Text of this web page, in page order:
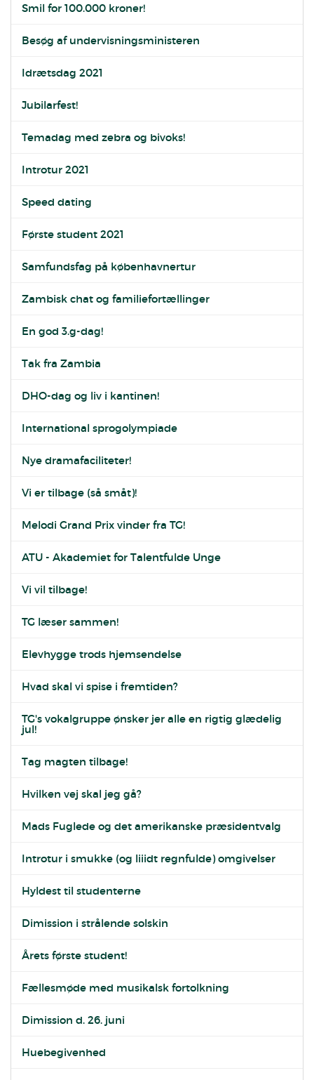
Smil for 100.000 kroner!
Besøg af undervisningsministeren
Idrætsdag 2021
Jubilarfest!
Temadag med zebra og bivoks!
Introtur 2021
Speed dating
Første student 2021
Samfundsfag på københavnertur
Zambisk chat og familiefortællinger
En god 3.g-dag!
Tak fra Zambia
DHO-dag og liv i kantinen!
International sprogolympiade
Nye dramafaciliteter!
Vi er tilbage (så småt)!
Melodi Grand Prix vinder fra TG!
ATU - Akademiet for Talentfulde Unge
Vi vil tilbage!
TG læser sammen!
Elevhygge trods hjemsendelse
Hvad skal vi spise i fremtiden?
TG's vokalgruppe ønsker jer alle en rigtig glædelig
jul!
Tag magten tilbage!
Hvilken vej skal jeg gå?
Mads Fuglede og det amerikanske præsidentvalg
Introtur i smukke (og liiidt regnfulde) omgivelser
Hyldest til studenterne
Dimission i strålende solskin
Årets første student!
Fællesmøde med musikalsk fortolkning
Dimission d. 26. juni
Huebegivenhed